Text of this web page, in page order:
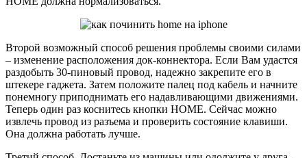
Второй возможный способ решения проблемы своими силами
– изменение расположения док-коннектора. Если Вам удастся
раздобыть 30-пиновый провод, надежно закрепите его в
штекере гаджета. Затем положите палец под кабель и начните
понемногу приподнимать его надавливающими движениями.
Теперь один раз коснитесь кнопки НОМЕ. Сейчас можно
извлечь провод из разъема и проверить состояние клавиши.
Она должна работать лучше.